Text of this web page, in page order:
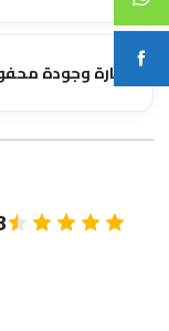
نضارة وجودة